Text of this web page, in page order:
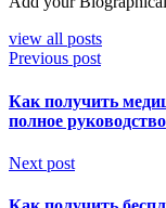
view all posts
Previous post
Как получить
полное руководство
Next post